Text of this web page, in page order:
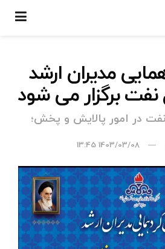
مدیران ارشد
برگزار می شود
در امور پالایش و پخش؛
1403/03/08 13:45